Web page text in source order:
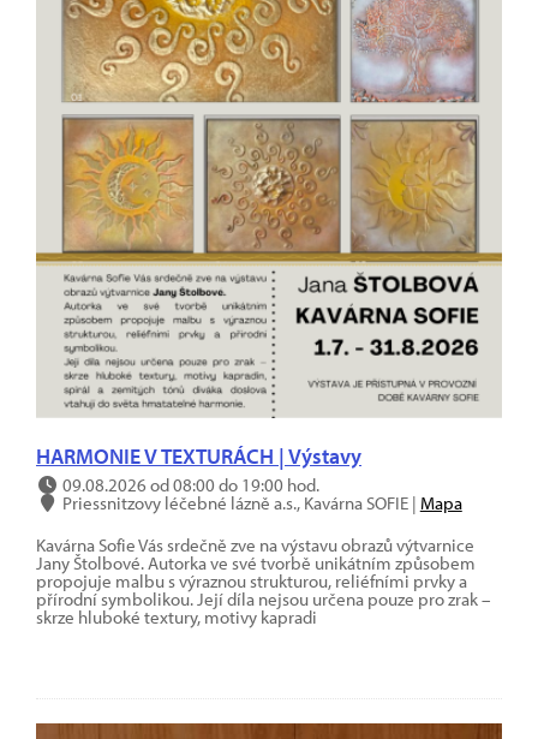
HARMONIE V TEXTURÁCH | Výstavy
09.08.2026 od 08:00 do 19:00 hod.
Priessnitzovy léčebné lázně a.s., Kavárna SOFIE | Mapa
Kavárna Sofie Vás srdečně zve na výstavu obrazů výtvarnice
Jany Štolbové. Autorka ve své tvorbě unikátním způsobem
propojuje malbu s výraznou strukturou, reliéfními prvky a
přírodní symbolikou. Její díla nejsou určena pouze pro zrak –
skrze hluboké textury, motivy kapradi